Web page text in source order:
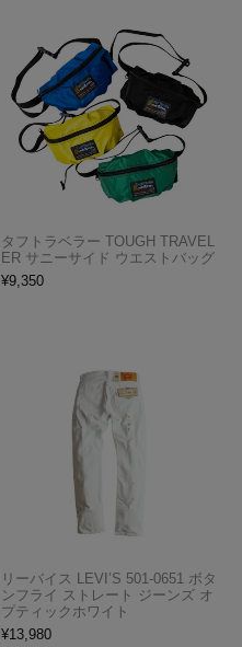
タフトラベラー TOUGH TRAVEL
ER サニーサイド ウエストバッグ
¥9,350
リーバイス LEVI’S 501-0651 ボタ
ンフライ ストレート ジーンズ オ
プティックホワイト
¥13,980